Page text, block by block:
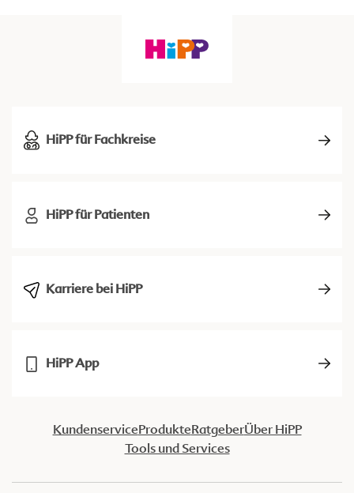
HiPP für Fachkreise
HiPP für Patienten
Karriere bei HiPP
HiPP App
KundenserviceProdukteRatgeberÜber HiPP
Tools und Services